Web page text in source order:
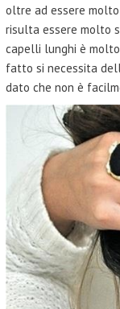
oltre ad essere
risulta essere molto
capelli lunghi è molto
fatto si necessita
dato che non è